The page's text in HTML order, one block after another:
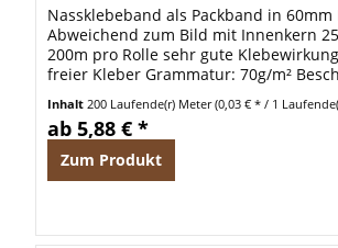
Nassklebeband als Packband in 60mm
Abweichend zum Bild mit Innenkern
200m pro Rolle sehr gute
freier Kleber Grammatur: 70g/m²
Inhalt 200 Laufende(r) Meter(0,03 € * / 1
ab 5,88 € *
Zum Produkt